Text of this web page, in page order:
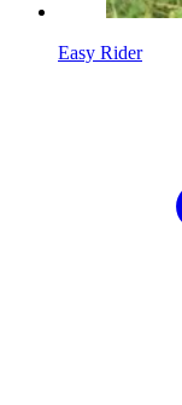
Easy Rider